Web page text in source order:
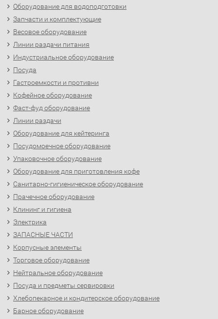
Оборудование для водоподготовки
Запчасти и комплектующие
Весовое оборудование
Линии раздачи питания
Индустриальное оборудование
Посуда
Гастроемкости и противни
Кофейное оборудование
Фаст-фуд оборудование
Линии раздачи
Оборудование для кейтеринга
Посудомоечное оборудование
Упаковочное оборудование
Оборудование для приготовления кофе
Санитарно-гигиеническое оборудование
Прачечное оборудование
Клининг и гигиена
Электрика
ЗАПАСНЫЕ ЧАСТИ
Корпусные элементы
Торговое оборудование
Нейтральное оборудование
Посуда и предметы сервировки
Хлебопекарное и кондитерское оборудование
Барное оборудование